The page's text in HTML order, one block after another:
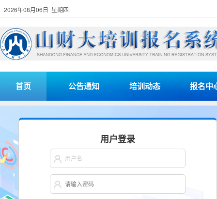
2026年08月06日 星期四
首页 公告通知 培训动态 报名中
用户登录